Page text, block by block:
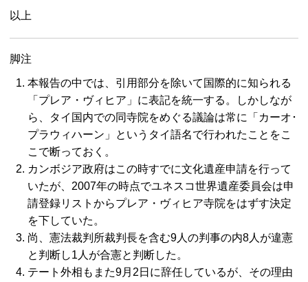
以上
脚注
本報告の中では、引用部分を除いて国際的に知られる
「プレア・ヴィヒア」に表記を統一する。しかしなが
ら、タイ国内での同寺院をめぐる議論は常に「カーオ･
プラウィハーン」というタイ語名で行われたことをこ
こで断っておく。
カンボジア政府はこの時すでに文化遺産申請を行って
いたが、2007年の時点でユネスコ世界遺産委員会は申
請登録リストからプレア・ヴィヒア寺院をはずす決定
を下していた。
尚、憲法裁判所裁判長を含む9人の判事の内8人が違憲
と判断し1人が合憲と判断した。
テート外相もまた9月2日に辞任しているが、その理由